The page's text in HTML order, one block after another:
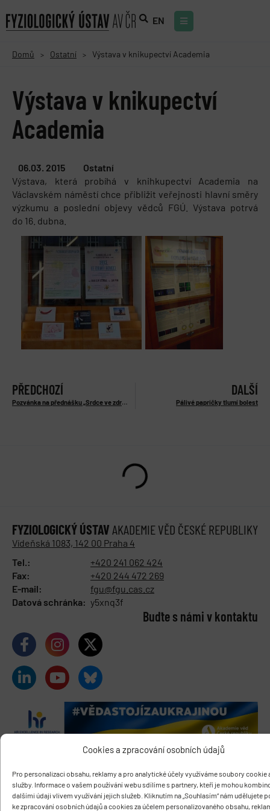
Cookies a zpracování osobních údajů
Pro personalizaci obsahu, reklamy a pro analytické účely využíváme soubory cookie
služby. Informace o vašem používání webu sdílíme s partnery, kteří je mohou
dalšími údaji vlivem využívání jejich služeb. Kliknutím na „Souhlasím“ nám udělujete
ke zpracování osobních údajů a cookies za účelem personalizovaného obsahu,
EN
Domů > Ostatní > Výstava v knikupectví Academia
Výstava v knikupectví
Academia
06.03. 2015
Ostatní
Výstava, která probíhá v knihkupectví Academia na
Václavském náměstí chce přibližit veřejnosti hlavní směry
výzkumu a poslední objevy vědců FGÚ. Výstava potrvá
do 16. dubna.
PŘEDCHOZÍ
Pozvánka na přednášku „Srdce ve zdraví i nemoci“
DALŠÍ
Pálivé papričky tlumí bolest
FYZIOLOGICKÝ ÚSTAVAKADEMIE VĚD ČESKÉ REPUBLIKY
Vídeňská 1083, 142 00 Praha 4
Tel.:
+420 241 062 424
Fax:
+420 244 472 269
E-mail:
fgu@fgu.cas.cz
Datová schránka: y5xnq3f
Buďte s námi v kontaktu
O ÚSTAVU
Základní informace